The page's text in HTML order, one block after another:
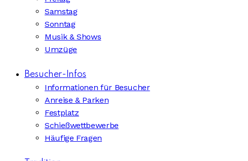
Samstag
Sonntag
Musik & Shows
Umzüge
Besucher-Infos
Informationen für Besucher
Anreise & Parken
Festplatz
Schießwettbewerbe
Häufige Fragen